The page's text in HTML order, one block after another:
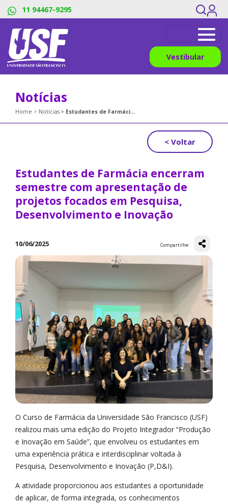
11 94467-9295
Vestibular
Notícias
Home Notícias Estudantes de Farmácia encerram semestre com apresentação de projetos focados em Pesquisa, Desenvolvimento e Inovação
< Voltar
Estudantes de Farmácia encerram
semestre com apresentação de
projetos focados em Pesquisa,
Desenvolvimento e Inovação
10/06/2025 Compartilhe:
O Curso de Farmácia da Universidade São Francisco (USF)
realizou mais uma edição do Projeto Integrador “Produção
e Inovação em Saúde”, que envolveu os estudantes em
uma experiência prática e interdisciplinar voltada à
Pesquisa, Desenvolvimento e Inovação (P,D&I).
A atividade proporcionou aos estudantes a oportunidade
de aplicar, de forma integrada, os conhecimentos